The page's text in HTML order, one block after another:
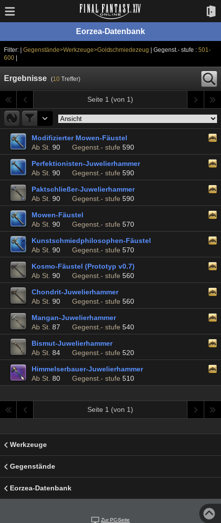
Eorzea-Datenbank
Filter: | Gegenstände>Werkzeuge>Goldschmiedezeug | Gegenst.- stufe : 501-
600|
Ergebnisse (10Treffer)
Seite 1 (von 1)
Modifizierter Mowen-Fäustel
Ab St. 90 Gegenst.- stufe 590
Perfektionisten-Juwelierhammer
Ab St. 90 Gegenst.- stufe 590
Paktschließer-Juwelierhammer
Ab St. 90 Gegenst.- stufe 590
Mowen-Fäustel
Ab St. 90 Gegenst.- stufe 570
Kunstschmiedphilosophen-Fäustel
Ab St. 90 Gegenst.- stufe 570
Kosmo-Fäustel (Prototyp v0.7)
Ab St. 90 Gegenst.- stufe 560
Chondrit-Juwelierhammer
Ab St. 90 Gegenst.- stufe 560
Mangan-Juwelierhammer
Ab St. 87 Gegenst.- stufe 540
Bismut-Juwelierhammer
Ab St. 84 Gegenst.- stufe 520
Himmelserbauer-Juwelierhammer
Ab St. 80 Gegenst.- stufe 510
Seite 1 (von 1)
Werkzeuge
Gegenstände
Eorzea-Datenbank
Zur PC-Seite